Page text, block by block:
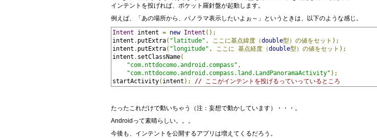
インテントを投げれば、ポケット羅針盤が起動します。
例えば、「あの場所から、パノラマ表示したいよぉ～」というときは、以下のような感じ。
Intent intent = new Intent ();
intent . putExtra( "latitude" , ここに基点緯度（double型）の値をセット);
intent . putExtra( "longitude" , ここに 基点経度（double型）の値をセット);
intent . setClassName(
"com.nttdocomo.android.compass" ,
"com.nttdocomo.android.compass.land.LandPanoramaActivity" );
startActivity( intent ); // ここがインテントを投げるっていっているところ
たったこれだけで動いちゃう（注：妄想で動かしています）・・・。
Androidって素晴らしい。。。
今後も、インテントを公開するアプリは増えてくるだろう。